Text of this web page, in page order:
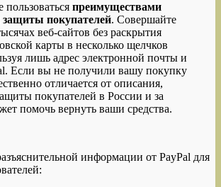
преимуществами
покупателей. Совершайте
веб-сайтов без раскрытия
карты в несколько щелчков
лишь адрес электронной почты и
Если вы не получили вашу покупку
отличается от описания,
покупателей в России и за
помочь вернуть ваши средства.
информации от PayPal для